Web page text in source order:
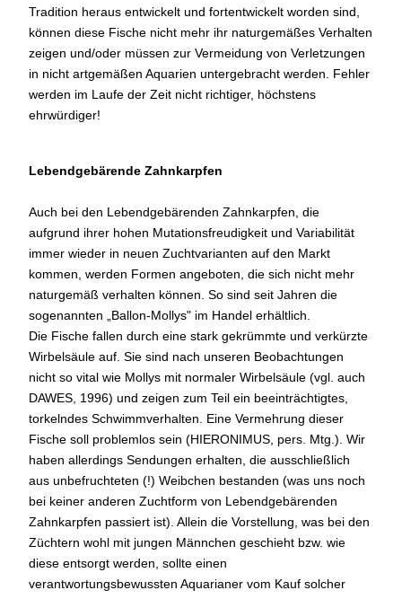
Tradition heraus entwickelt und fortentwickelt worden sind,
können diese Fische nicht mehr ihr naturgemäßes Verhalten
zeigen und/oder müssen zur Vermeidung von Verletzungen
in nicht artgemäßen Aquarien untergebracht werden. Fehler
werden im Laufe der Zeit nicht richtiger, höchstens
ehrwürdiger!
Lebendgebärende Zahnkarpfen
Auch bei den Lebendgebärenden Zahnkarpfen, die
aufgrund ihrer hohen Mutationsfreudigkeit und Variabilität
immer wieder in neuen Zuchtvarianten auf den Markt
kommen, werden Formen angeboten, die sich nicht mehr
naturgemäß verhalten können. So sind seit Jahren die
sogenannten „Ballon-Mollys" im Handel erhältlich.
Die Fische fallen durch eine stark gekrümmte und verkürzte
Wirbelsäule auf. Sie sind nach unseren Beobachtungen
nicht so vital wie Mollys mit normaler Wirbelsäule (vgl. auch
DAWES, 1996) und zeigen zum Teil ein beeinträchtigtes,
torkelndes Schwimmverhalten. Eine Vermehrung dieser
Fische soll problemlos sein (HIERONIMUS, pers. Mtg.). Wir
haben allerdings Sendungen erhalten, die ausschließlich
aus unbefruchteten (!) Weibchen bestanden (was uns noch
bei keiner anderen Zuchtform von Lebendgebärenden
Zahnkarpfen passiert ist). Allein die Vorstellung, was bei den
Züchtern wohl mit jungen Männchen geschieht bzw. wie
diese entsorgt werden, sollte einen
verantwortungsbewussten Aquarianer vom Kauf solcher